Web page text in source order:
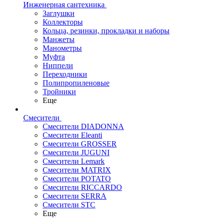
Инженерная сантехника
Заглушки
Коллекторы
Кольца, резинки, прокладки и наборы
Манжеты
Манометры
Муфта
Ниппели
Переходники
Полипропиленовые
Тройники
Еще
Смесители
Смесители DIADONNA
Смесители Eleanti
Смесители GROSSER
Смесители JUGUNI
Смесители Lemark
Смесители MATRIX
Смесители POTATO
Смесители RICCARDO
Смесители SERRA
Смесители STC
Еще